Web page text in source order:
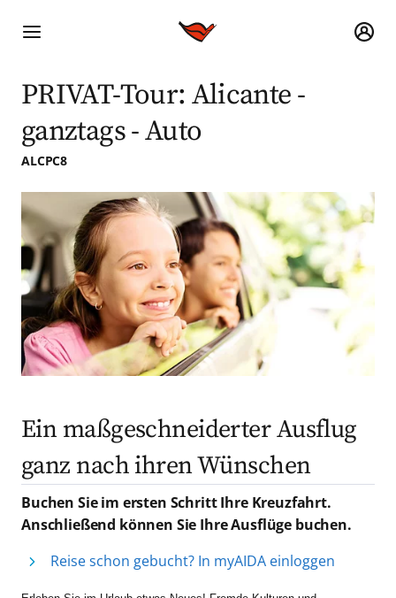
PRIVAT-Tour: Alicante -
ganztags - Auto
ALCPC8
Ein maßgeschneiderter Ausflug
ganz nach ihren Wünschen
Buchen Sie im ersten Schritt Ihre Kreuzfahrt.
Anschließend können Sie Ihre Ausflüge buchen.
Reise schon gebucht? In myAIDA einloggen